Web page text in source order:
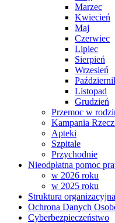
Marzec
Kwiecień
Maj
Czerwiec
Lipiec
Sierpień
Wrzesień
Listopad
Grudzień
Przemoc w
Kampania
Apteki
Szpitale
Przychodnie
Nieodpłatna pomoc
w 2026 roku
w 2025 roku
Struktura
Ochrona Danych
Cyberbezpieczeństwo